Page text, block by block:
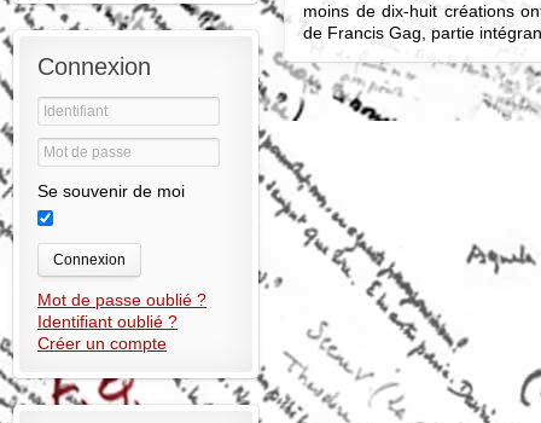
moins de dix-huit créations
de Francis Gag, partie
Connexion
Se souvenir de moi
Connexion
Mot de passe oublié ?
Identifiant oublié ?
Créer un compte